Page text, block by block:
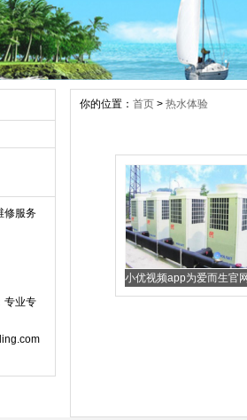
修服务
专业专
你的位置： 首页 > 热水体验
小优视频app为爱而生官